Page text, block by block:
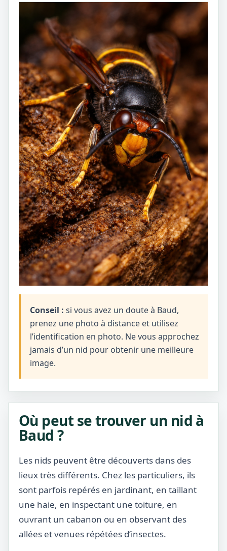
Conseil : si vous avez un doute à Baud,
prenez une photo à distance et utilisez
l’identification en photo. Ne vous approchez
jamais d’un nid pour obtenir une meilleure
image.
Où peut se trouver un nid à
Baud ?
Les nids peuvent être découverts dans des
lieux très différents. Chez les particuliers, ils
sont parfois repérés en jardinant, en taillant
une haie, en inspectant une toiture, en
ouvrant un cabanon ou en observant des
allées et venues répétées d’insectes.